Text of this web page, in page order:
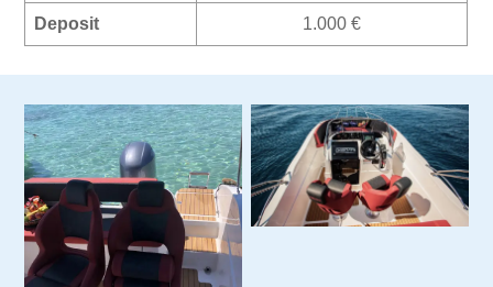
Deposit 1.000 €